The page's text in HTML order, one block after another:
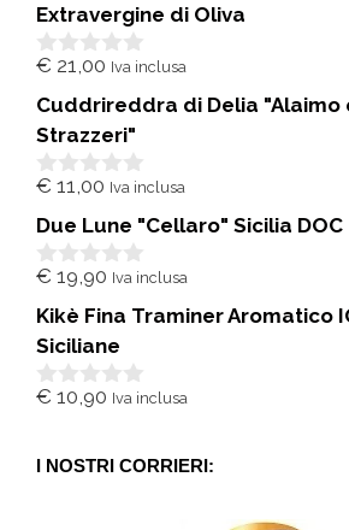
Extravergine di Oliva
0
u
5
€ 21,00 Iva inclusa
Cuddrireddra di Delia "Alaimo
Strazzeri"
0
u
5
€ 11,00 Iva inclusa
Due Lune "Cellaro" Sicilia DOC
0
u
5
€ 19,90 Iva inclusa
Kikè Fina Traminer Aromatico
Siciliane
0
5
€ 10,90 Iva inclusa
I NOSTRI CORRIERI: